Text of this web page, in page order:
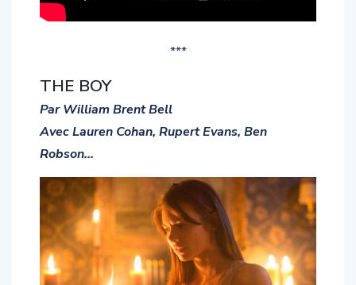
***
THE BOY
Par William Brent Bell
Avec Lauren Cohan, Rupert Evans, Ben
Robson…